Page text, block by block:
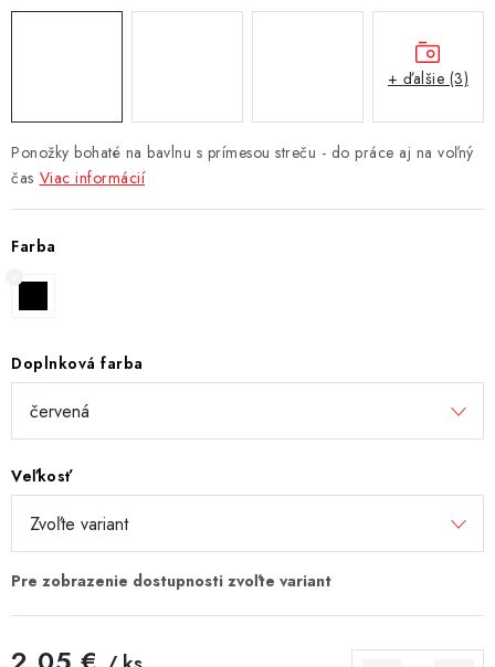
Ponožky bohaté na bavlnu s prímesou streču - do práce aj na voľný
čas Viac informácií
Farba
Doplnková farba
Veľkosť
+ ďalšie (3)